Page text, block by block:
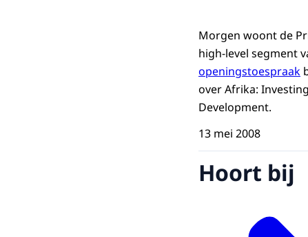
Morgen woont de
high-level segment
openingstoespraak
over Afrika:
Development.
13 mei 2008
Hoort bij